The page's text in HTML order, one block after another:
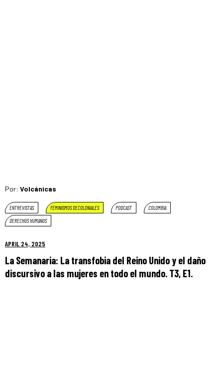
Por: Volcánicas
ENTREVISTAS FEMINISMOS DECOLONIALES PODCAST
COLOMBIA
DERECHOS HUMANOS
APRIL 24, 2025
La Semanaria: La transfobia del Reino Unido y el daño
discursivo a las mujeres en todo el mundo. T3, E1.